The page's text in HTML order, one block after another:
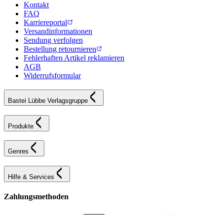
Kontakt
FAQ
Karriereportal
Versandinformationen
Sendung verfolgen
Bestellung retournieren
Fehlerhaften Artikel reklamieren
AGB
Widerrufsformular
Bastei Lübbe Verlagsgruppe
Produkte
Genres
Hilfe & Services
Zahlungsmethoden